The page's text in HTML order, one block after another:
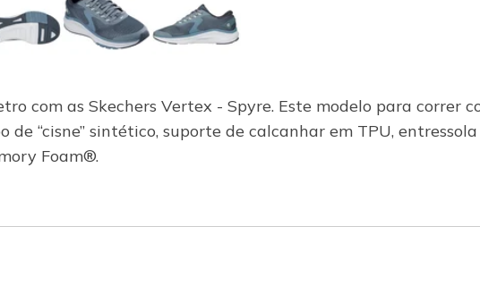
com as Skechers Vertex - Spyre. Este modelo para correr
de “cisne” sintético, suporte de calcanhar em TPU,
Foam®.